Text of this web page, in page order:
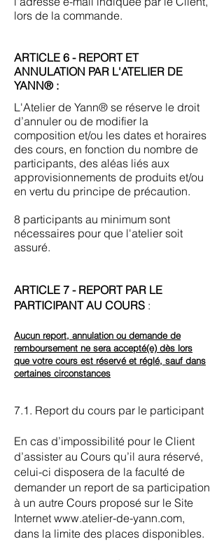
lors de la commande.
ARTICLE 6 - REPORT ET
ANNULATION PAR L'ATELIER DE
YANN® :
L'Atelier de Yann® se réserve le droit
d’annuler ou de modifier la
composition et/ou les dates et horaires
des cours, en fonction du nombre de
participants, des aléas liés aux
approvisionnements de produits et/ou
en vertu du principe de précaution.
8 participants au minimum sont
nécessaires pour que l'atelier soit
assuré.
ARTICLE 7 - REPORT PAR LE
PARTICIPANT AU COURS :
Aucun report, annulation ou demande de
remboursement ne sera accepté(e) dès lors
que votre cours est réservé et réglé, sauf dans
certaines circonstances
7.1. Report du cours par le participant
En cas d’impossibilité pour le Client
d’assister au Cours qu’il aura réservé,
celui-ci disposera de la faculté de
demander un report de sa participation
à un autre Cours proposé sur le Site
Internet www.atelier-de-yann.com,
dans la limite des places disponibles.